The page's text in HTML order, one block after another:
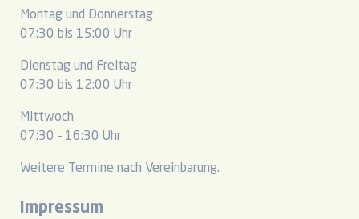
Montag und Donnerstag
07:30 bis 15:00 Uhr
Dienstag und Freitag
07:30 bis 12:00 Uhr
Mittwoch
07:30 - 16:30 Uhr
Weitere Termine nach Vereinbarung.
Impressum